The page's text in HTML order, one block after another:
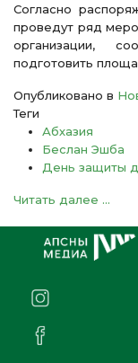
Согласно
проведут ряд
организации,
подготовить
Опубликовано в
Теги
Абхазия
Беслан Эшба
День защиты
Читать далее ...